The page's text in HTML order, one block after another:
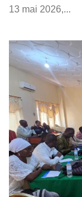
13 mai 2026,...